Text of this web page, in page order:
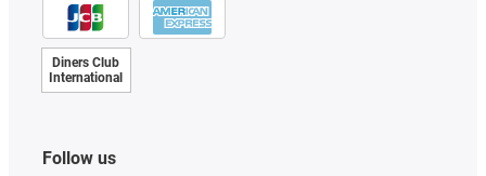
Diners Club
International
Follow us